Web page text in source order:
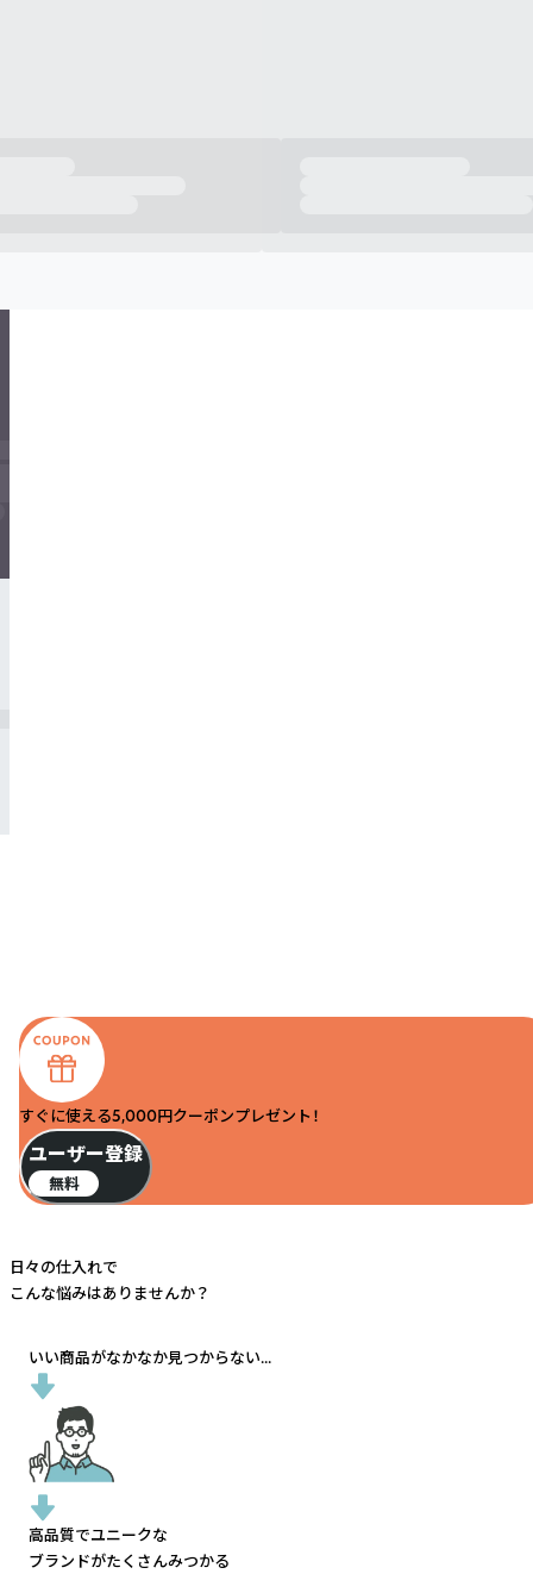
すぐに使える5,000円クーポンプレゼント！
ユーザー登録
無料
日々の仕入れで
こんな悩みはありませんか？
いい商品がなかなか見つからない...
高品質でユニークな
ブランドがたくさんみつかる